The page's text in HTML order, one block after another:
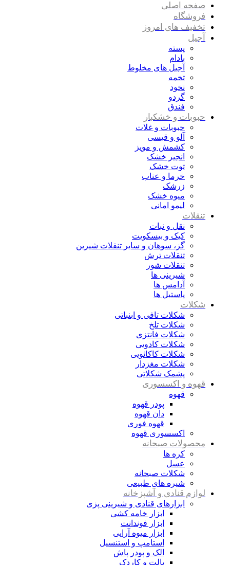
صفحه اصلی
فروشگاه
تخفیف های امروز
آجیل
پسته
بادام
آجیل های مخلوط
تخمه
نخود
گردو
فندق
حبوبات و خشکبار
حبوبات و غلات
آلو و قیسی
کشمش و مویز
انجیر خشک
توت خشک
خرما و عناب
زرشک
میوه خشک
لیمو امانی
تنقلات
نقل و نبات
کیک و بیسکویت
گز، سوهان و سایر تنقلات شیرین
تنقلات ترش
تنقلات شور
شیرینی ها
آدامس ها
پاستیل ها
شکلات
شکلات تافی و ابنباتی
شکلات تلخ
شکلات فانتزی
شکلات کادویی
شکلات کاکائویی
شکلات مغزدار
پشمک شکلاتی
قهوه و اکسسوری
قهوه
پودر قهوه
دان قهوه
قهوه فوری
اکسسوری قهوه
محصولات صبحانه
کره ها
عسل
شکلات صبحانه
شیره های طبیعی
لوازم قنادی و آشپزخانه
ابزارهای قنادی و شیرینی پزی
ابزار خامه کشی
ابزار فوندانت
ابزار میوه آرایی
استامپ و استنسیل
الک و پودر پاش
پالت و کاردک